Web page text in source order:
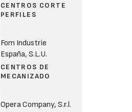
CENTROS CORTE
PERFILES
Fom Industrie
España, S.L.U.
CENTROS DE
MECANIZADO
Opera Company, S.r.l.